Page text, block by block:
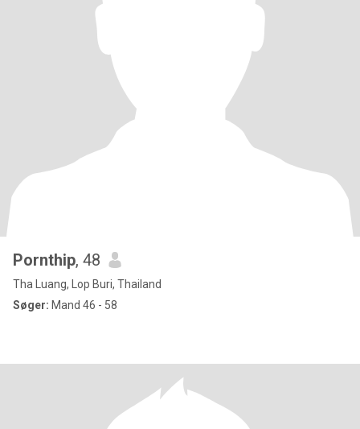
Pornthip, 48
Tha Luang, Lop Buri, Thailand
Søger: Mand 46 - 58